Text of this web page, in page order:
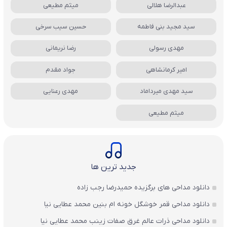
عبدالرضا هلالی میثم مطیعی
سید مجید بنی فاطمه حسین سیب سرخی
مهدی رسولی رضا نریمانی
امیر کرمانشاهی جواد مقدم
سید مهدی میرداماد مهدی رعنایی
میثم مطیعی
جدید ترین ها
دانلود مداحی های برگزیده حمیدرضا رجب زاده
دانلود مداحی قمر خوشگل خونه ام بنین محمد عطایی نیا
دانلود مداحی ذرات عالم غرق صفات زینب محمد عطایی نیا